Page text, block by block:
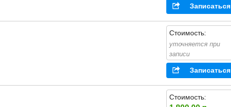
Записаться
Стоимость:
уточняется при
записи
Записаться
Стоимость: